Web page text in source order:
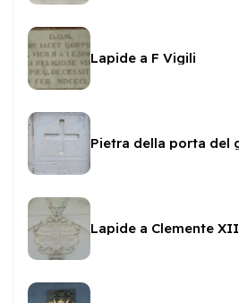
Lapide a F Vigili
Lapide a Clemente XII